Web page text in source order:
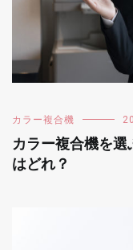
カラー複合機
カラー複合機を
はどれ？